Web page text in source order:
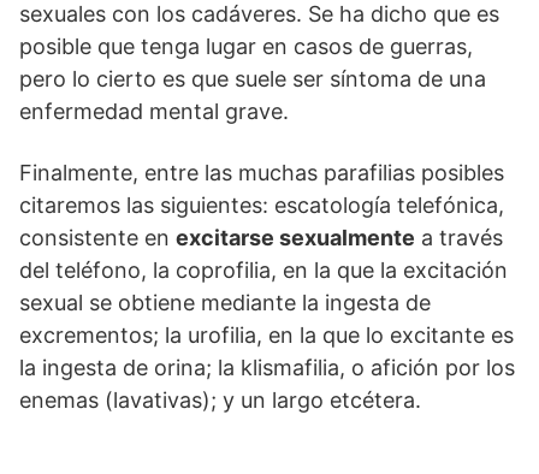
sexuales con los cadáveres. Se ha dicho que es
posible que tenga lugar en casos de guerras,
pero lo cierto es que suele ser síntoma de una
enfermedad mental grave.
Finalmente, entre las muchas parafilias posibles
citaremos las siguientes: escatología telefónica,
consistente en excitarse sexualmente a través
del teléfono, la coprofilia, en la que la excitación
sexual se obtiene mediante la ingesta de
excrementos; la urofilia, en la que lo excitante es
la ingesta de orina; la klismafilia, o afición por los
enemas (lavativas); y un largo etcétera.